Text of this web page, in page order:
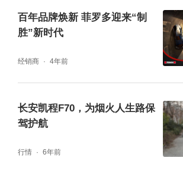
百年品牌焕新 菲罗多迎来“制
胜”新时代
经销商 4年前
长安凯程F70，为烟火人生路保
驾护航
行情 6年前